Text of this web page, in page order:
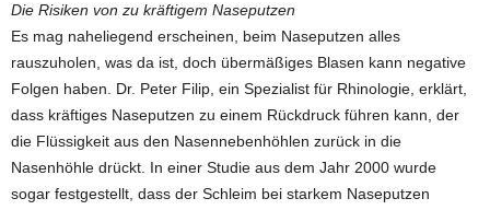
Die Risiken von zu kräftigem Naseputzen
Es mag naheliegend erscheinen, beim Naseputzen alles
rauszuholen, was da ist, doch übermäßiges Blasen kann negative
Folgen haben. Dr. Peter Filip, ein Spezialist für Rhinologie, erklärt,
dass kräftiges Naseputzen zu einem Rückdruck führen kann, der
die Flüssigkeit aus den Nasennebenhöhlen zurück in die
Nasenhöhle drückt. In einer Studie aus dem Jahr 2000 wurde
sogar festgestellt, dass der Schleim bei starkem Naseputzen